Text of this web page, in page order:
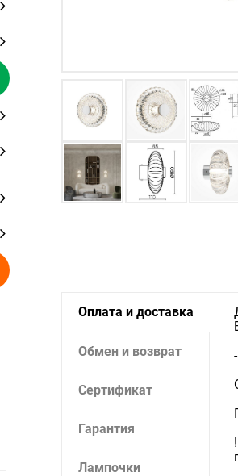
Оплата и доставка
Обмен и возврат
Сертификат
Гарантия
Лампочки